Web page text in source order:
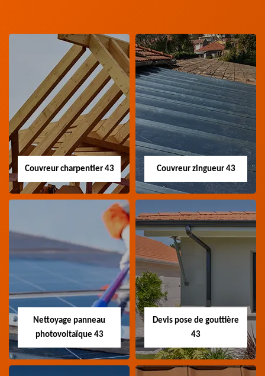
Couvreur charpentier 43
Couvreur
charpentier 43
Artisan couvreur
charpentier 43 Haute-
Couvreur zingueur 43
Couvreur zingueur
Artisan couvreur
zingueur 43 Haute-Loire
Nettoyage panneau
photovoltaïque 43
Devis pose de gouttière
43